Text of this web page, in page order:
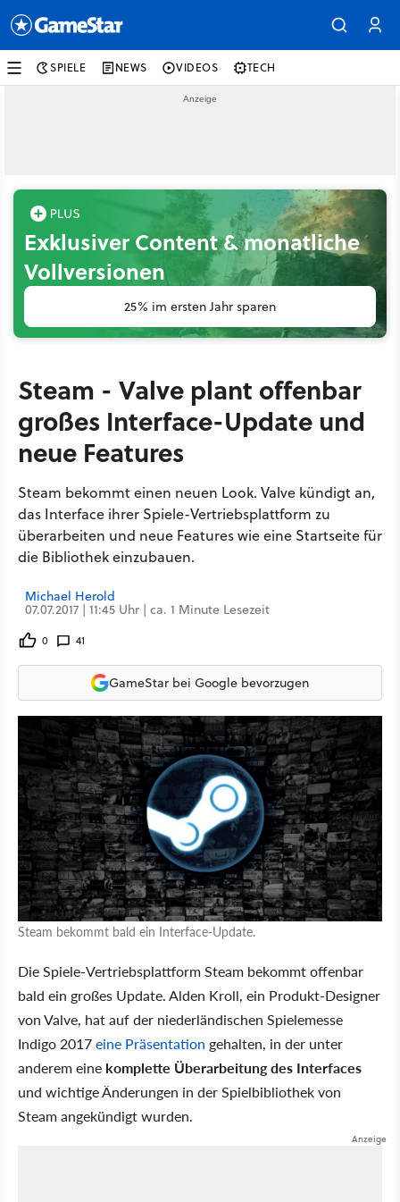
SPIELE NEWS VIDEOS TECH
Exklusiver Content & monatliche
Vollversionen
25% im ersten Jahr sparen
Steam - Valve plant offenbar
großes Interface-Update und
neue Features
Steam bekommt einen neuen Look. Valve kündigt an,
das Interface ihrer Spiele-Vertriebsplattform zu
überarbeiten und neue Features wie eine Startseite für
die Bibliothek einzubauen.
Michael Herold
07.07.2017 | 11:45 Uhr | ca. 1 Minute Lesezeit
0 41
GameStar bei Google bevorzugen
Steam bekommt bald ein Interface-Update.
Die Spiele-Vertriebsplattform Steam bekommt offenbar
bald ein großes Update. Alden Kroll, ein Produkt-Designer
von Valve, hat auf der niederländischen Spielemesse
Indigo 2017eine Präsentation gehalten, in der unter
anderem eine komplette Überarbeitung des Interfaces
und wichtige Änderungen in der Spielbibliothek von
Steam angekündigt wurden.